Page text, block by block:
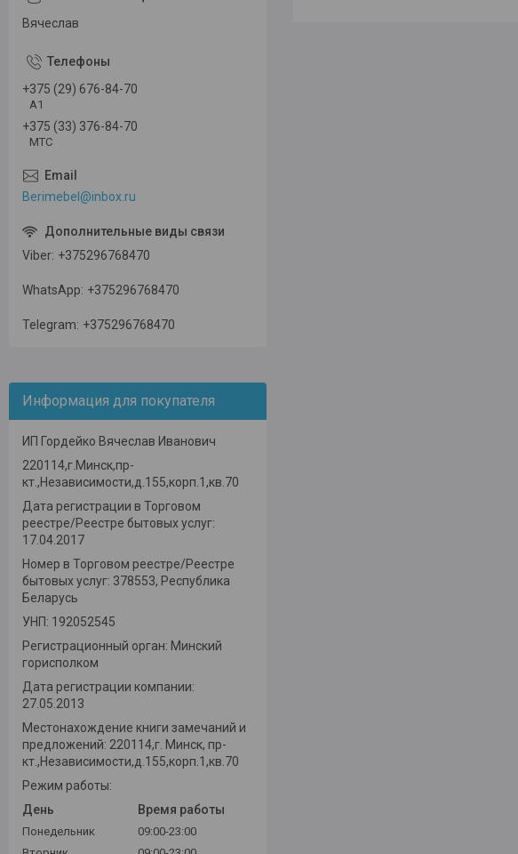
Вячеслав
+375 (29) 676-84-70
А1
+375 (33) 376-84-70
МТС
Berimebel@inbox.ru
Viber +375296768470
WhatsApp +375296768470
Telegram +375296768470
Информация для покупателя
ИП Гордейко Вячеслав Иванович
220114,г.Минск,пр-
кт.,Независимости,д.155,корп.1,кв.70
Дата регистрации в Торговом
реестре/Реестре бытовых услуг:
17.04.2017
Номер в Торговом реестре/Реестре
бытовых услуг: 378553, Республика
Беларусь
УНП: 192052545
Регистрационный орган: Минский
горисполком
Дата регистрации компании:
27.05.2013
Местонахождение книги замечаний и
предложений: 220114,г. Минск, пр-
кт.,Независимости,д.155,корп.1,кв.70
Режим работы:
День
Время работы
Понедельник
09:00-23:00